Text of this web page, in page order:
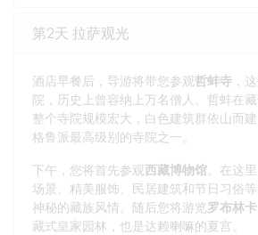
第2天 拉萨观光
酒店早餐后，导游将带您参观哲蚌寺 ，
院，历史上曾容纳上万名僧人。哲蚌在藏
整个寺院规模宏大，白色建筑群依山而
格鲁派最高级别的寺院之一。
下午，您将首先参观西藏博物馆 。在这
场景、精美服饰、民居建筑和节日习俗
神秘的藏族风情。随后您将游览 罗布林卡
藏式皇家园林，也是达赖喇嘛的夏宫。